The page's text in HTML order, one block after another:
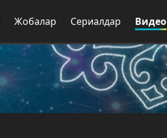
Жобалар Сериалдар Видео